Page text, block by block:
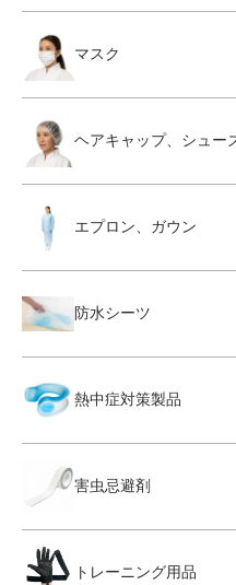
マスク
ヘアキャップ、シュー
エプロン、ガウン
防水シーツ
熱中症対策製品
害虫忌避剤
トレーニング用品